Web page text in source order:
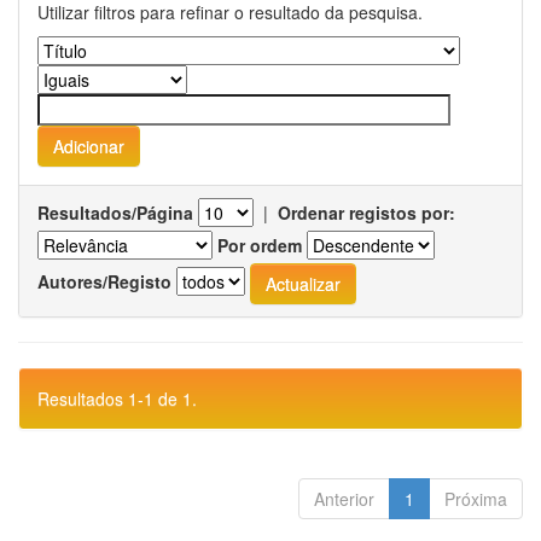
Utilizar filtros para refinar o resultado da pesquisa.
Resultados/Página | Ordenar registos por:
Por ordem
Autores/Registo
Resultados 1-1 de 1.
Anterior 1 Próxima